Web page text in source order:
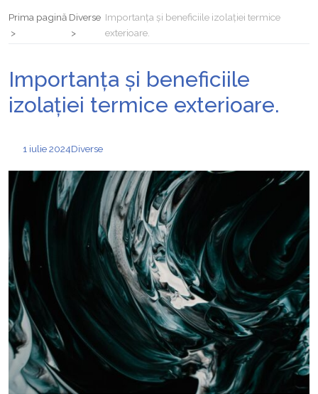
Diverticulita: când este necesară operația?
Prima pagină Diverse Importanța și beneficiile izolației termice
exterioare.
Importanța și beneficiile
izolației termice exterioare.
1 iulie 2024Diverse